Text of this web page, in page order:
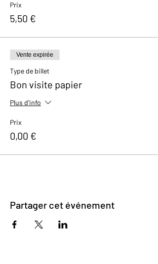
Prix
5,50 €
Vente expirée
Type de billet
Bon visite papier
Plus d'info
Prix
0,00 €
Partager cet événement